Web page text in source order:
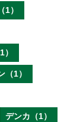
1）
（1）
デンカ（1）